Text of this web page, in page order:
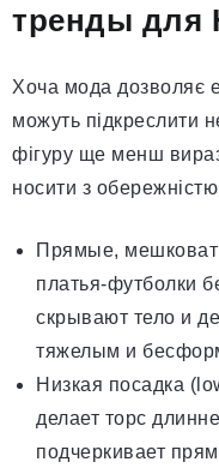
тренды для
Хоча мода дозволяє
можуть підкреслити
фігуру ще менш
носити з
Прямые,
платья-футболки
скрывают тело и
тяжелым и
Низкая посадка
делает торс
подчеркивает